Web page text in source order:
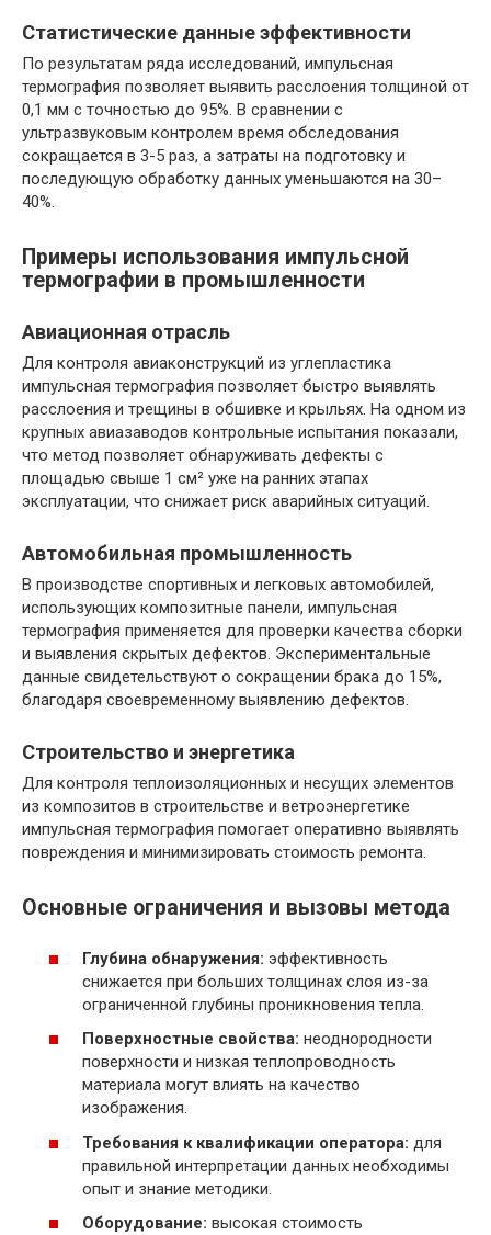
Статистические данные эффективности
По результатам ряда исследований, импульсная
термография позволяет выявить расслоения толщиной от
0,1 мм с точностью до 95%. В сравнении с
ультразвуковым контролем время обследования
сокращается в 3-5 раз, а затраты на подготовку и
последующую обработку данных уменьшаются на 30–
40%.
Примеры использования импульсной
термографии в промышленности
Авиационная отрасль
Для контроля авиаконструкций из углепластика
импульсная термография позволяет быстро выявлять
расслоения и трещины в обшивке и крыльях. На одном из
крупных авиазаводов контрольные испытания показали,
что метод позволяет обнаруживать дефекты с
площадью свыше 1 см² уже на ранних этапах
эксплуатации, что снижает риск аварийных ситуаций.
Автомобильная промышленность
В производстве спортивных и легковых автомобилей,
использующих композитные панели, импульсная
термография применяется для проверки качества сборки
и выявления скрытых дефектов. Экспериментальные
данные свидетельствуют о сокращении брака до 15%,
благодаря своевременному выявлению дефектов.
Строительство и энергетика
Для контроля теплоизоляционных и несущих элементов
из композитов в строительстве и ветроэнергетике
импульсная термография помогает оперативно выявлять
повреждения и минимизировать стоимость ремонта.
Основные ограничения и вызовы метода
Глубина обнаружения: эффективность
снижается при больших толщинах слоя из-за
ограниченной глубины проникновения тепла.
Поверхностные свойства: неоднородности
поверхности и низкая теплопроводность
материала могут влиять на качество
изображения.
Требования к квалификации оператора: для
правильной интерпретации данных необходимы
опыт и знание методики.
Оборудование: высокая стоимость